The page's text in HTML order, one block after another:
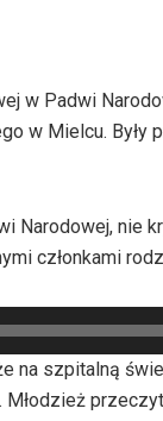
w Padwi
w Mielcu. Były
nie
członkami
na szpitalną